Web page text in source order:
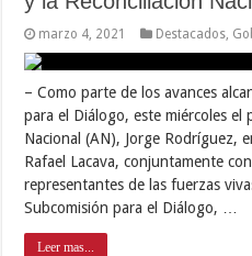
marzo 4, 2021 Destacados
– Como parte de los avances
para el Diálogo, este miércoles el
Nacional (AN), Jorge Rodríguez,
Rafael Lacava, conjuntamente
representantes de las fuerzas
Subcomisión para el Diálogo, …
Leer mas...